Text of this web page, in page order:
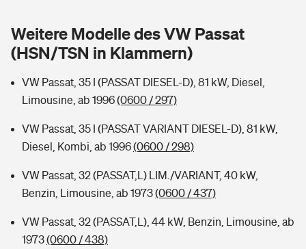
Wer versichert was: Jetzt Versicherer finden
Sie haben Fragen?
Musikinstrumentenversicherung
Zur Übersicht
Kinderunfall-Check: Mehr Sicherheit für deine Kids
Typklassen: So ist Ihr Auto eingestuft
Rentenrechner: Wie viel Geld bekomme ich im Alter?
Weitere Modelle des VW Passat
(HSN/TSN in Klammern)
VW Passat, 35 I (PASSAT DIESEL-D), 81 kW, Diesel,
Limousine, ab 1996(0600 / 297)
VW Passat, 35 I (PASSAT VARIANT DIESEL-D), 81 kW,
Diesel, Kombi, ab 1996(0600 / 298)
VW Passat, 32 (PASSAT,L) LIM./VARIANT, 40 kW,
Benzin, Limousine, ab 1973(0600 / 437)
VW Passat, 32 (PASSAT,L), 44 kW, Benzin, Limousine, ab
1973(0600 / 438)